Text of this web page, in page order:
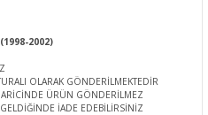
2002)
OLARAK GÖNDERİLMEKTEDİR
ÜRÜN GÖNDERİLMEZ
İADE EDEBİLİRSİNİZ